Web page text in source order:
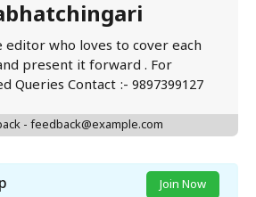
editor who loves to cover each
present it forward . For
Queries Contact :- 9897399127
- feedback@example.com
Join Now